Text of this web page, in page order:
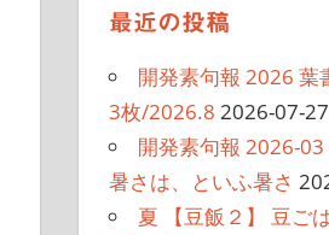
最近の投稿
開発素句報 2026 葉
3枚/2026.8 2026-07-27
開発素句報 2026-
暑さは、といふ暑さ
夏 【豆飯２】 豆ご